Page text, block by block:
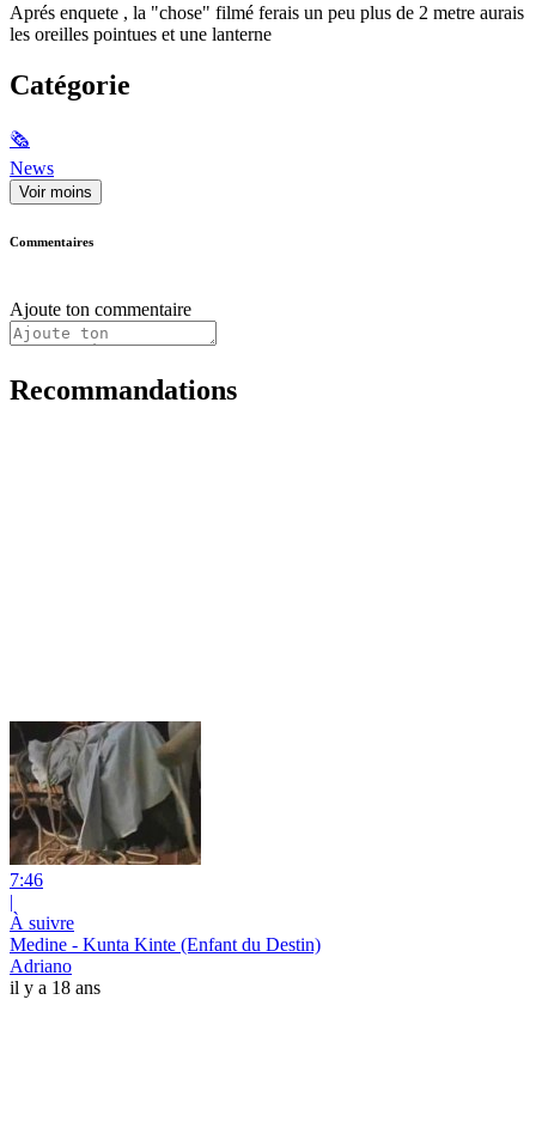
Aprés enquete , la "chose" filmé ferais un peu plus de 2 metre aurais
les oreilles pointues et une lanterne
Catégorie
🗞
News
Voir moins
Commentaires
Ajoute ton commentaire
Recommandations
7:46
|
À suivre
Medine - Kunta Kinte (Enfant du Destin)
Adriano
il y a 18 ans